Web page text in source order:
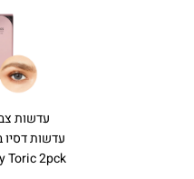
עדשות
עדשות דסיו
Toric 2pck